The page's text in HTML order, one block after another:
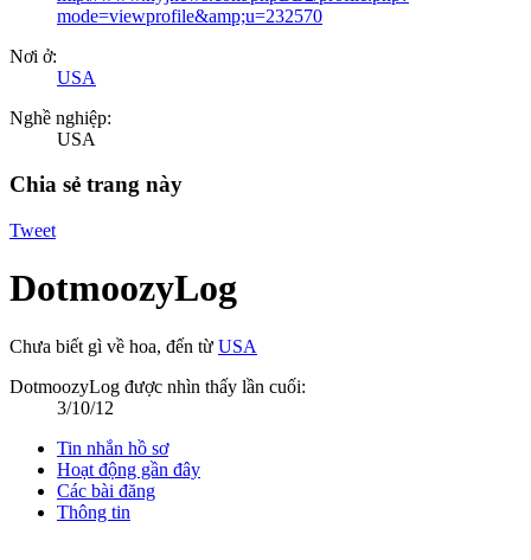
mode=viewprofile&amp;u=232570
Nơi ở:
USA
Nghề nghiệp:
USA
Chia sẻ trang này
Tweet
DotmoozyLog
Chưa biết gì về hoa, đến từ USA
DotmoozyLog được nhìn thấy lần cuối:
3/10/12
Tin nhắn hồ sơ
Hoạt động gần đây
Các bài đăng
Thông tin